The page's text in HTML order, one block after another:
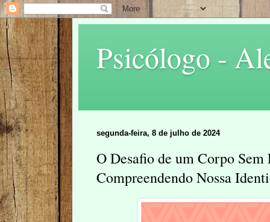
Psicólogo -
segunda-feira, 8 de julho de 2024
O Desafio de um Corpo
Compreendendo Nossa